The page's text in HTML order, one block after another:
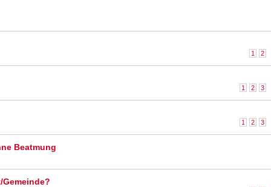
1 2
1 2 3
1 2 3
Beatmung